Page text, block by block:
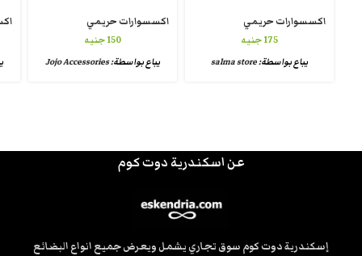
اكسسوارات حريمي
175جنيه
يباع بواسطة:salma store
اكسسوارات حريمي
150جنيه
يباع بواسطة:Jojo Accessories
عن اسكندرية دوت كوم
إسكندرية دوت كوم سوق تجاري يشمل ويعرض جميع انواع البضائع